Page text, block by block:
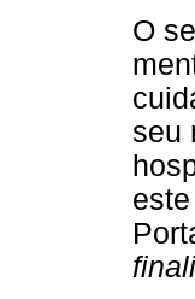
O
seu